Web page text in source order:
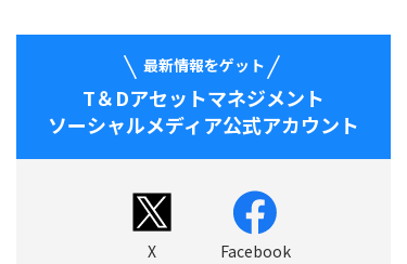
最新情報をゲット
T＆Dアセットマネジメント
ソーシャルメディア公式アカウント
X Facebook